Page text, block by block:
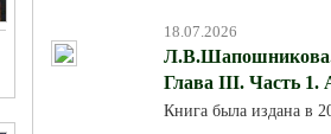
18.07.2026
Л.В.Шапошникова.
Глава III. Часть 1.
Книга была издана в